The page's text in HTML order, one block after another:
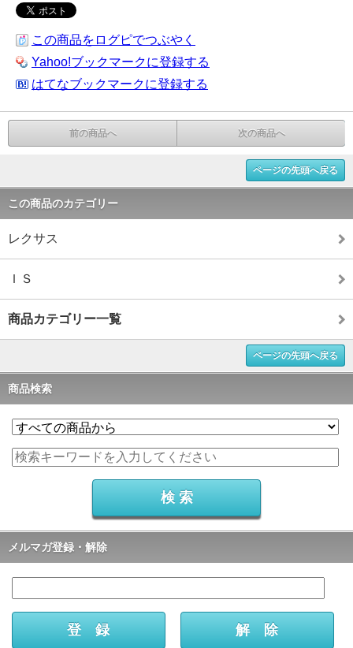
この商品をログピでつぶやく
Yahoo!ブックマークに登録する
はてなブックマークに登録する
前の商品へ 次の商品へ
ページの先頭へ戻る
この商品のカテゴリー
レクサス
ＩＳ
商品カテゴリー一覧
ページの先頭へ戻る
商品検索
メルマガ登録・解除